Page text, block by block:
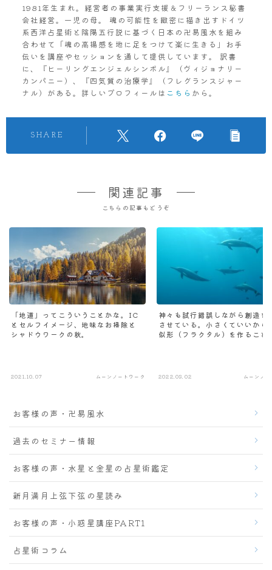
1981年生まれ。経営者の事業実行支援＆フリーランス秘書
会社経営。一児の母。 魂の可能性を緻密に描き出すドイツ
系西洋占星術と陰陽五行説に基づく日本の卍易風水を組み
合わせて「魂の高揚感を地に足をつけて楽に生きる」お手
伝いを講座やセッションを通して提供しています。 訳書
に、『ヒーリングエンジェルシンボル』（ヴィジョナリー
カンパニー）、『四気質の治療学』（フレグランスジャー
ナル）がある。詳しいプロフィールは こちら から。
SHARE
関連記事
こちらの記事もどうぞ
「地道」ってこういうことかな。IC
とセルフイメージ、地味なお掃除と
シャドウワークの秋。
2021.10.07 ムーンノートワーク
神々も試行錯誤しながら創造を
させている。小さくていいから
似形（フラクタル）を作ること
2022.03.02 ムーンノ
お客様の声・卍易風水
過去のセミナー情報
お客様の声・水星と金星の占星術鑑定
新月満月上弦下弦の星読み
お客様の声・小惑星講座PART1
占星術コラム